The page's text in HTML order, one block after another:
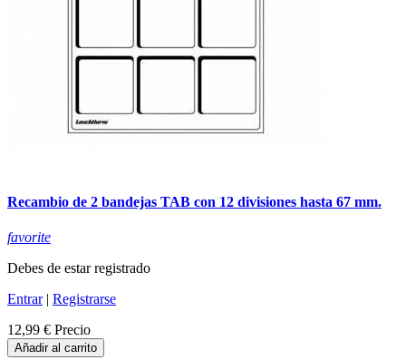
Recambio de 2 bandejas TAB con 12 divisiones hasta 67 mm.
favorite
Debes de estar registrado
Entrar| Registrarse
12,99 € Precio
Añadir al carrito